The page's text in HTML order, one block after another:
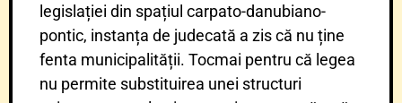
legislației din spațiul carpato-danubiano-
pontic, instanța de judecată a zis că nu ține
fenta municipalității. Tocmai pentru că legea
nu permite substituirea unei structuri